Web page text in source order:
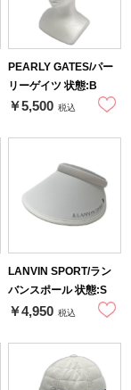
PEARLY GATES/パー
リーゲイツ 状態:B
￥5,500 税込
LANVIN SPORT/ラン
バンスポール 状態:S
￥4,950 税込